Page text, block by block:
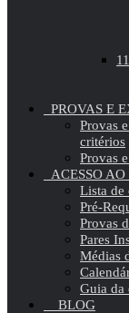
PROVAS E
Provas
critérios
Provas
ACESSO
Lista de
Pré-
Provas
Pares
Médias
Guia da
BLOG